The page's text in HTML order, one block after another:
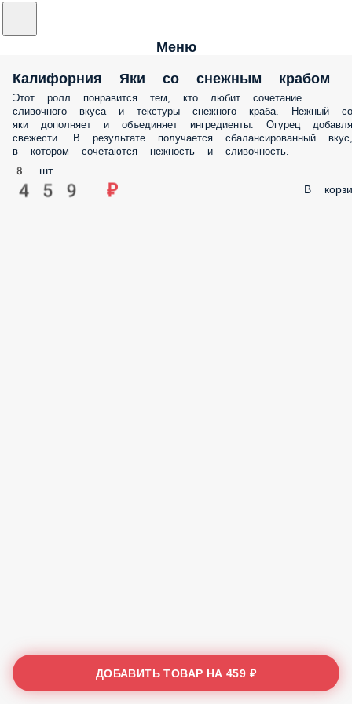
Меню
Калифорния Яки со снежным крабом
Этот ролл понравится тем, кто любит сочетание
сливочного вкуса и текстуры снежного краба. Нежный
яки дополняет и объединяет ингредиенты. Огурец
свежести. В результате получается сбалансированный вкус,
в котором сочетаются нежность и сливочность.
8 шт.
459 ₽ В
ДОБАВИТЬ ТОВАР НА459 ₽